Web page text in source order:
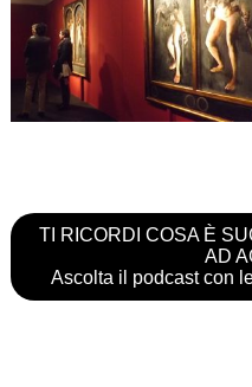
TI RICORDI COSA È
AD
Ascolta il podcast con